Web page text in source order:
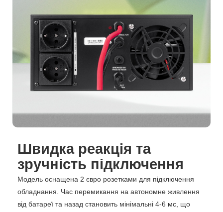
Швидка реакція та
зручність підключення
Модель оснащена 2 євро розетками для підключення
обладнання. Час перемикання на автономне живлення
від батареї та назад становить мінімальні 4-6 мс, що